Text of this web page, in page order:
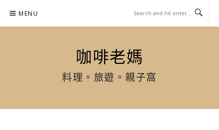
content
MENU
咖啡老媽
料理。旅遊。親子窩